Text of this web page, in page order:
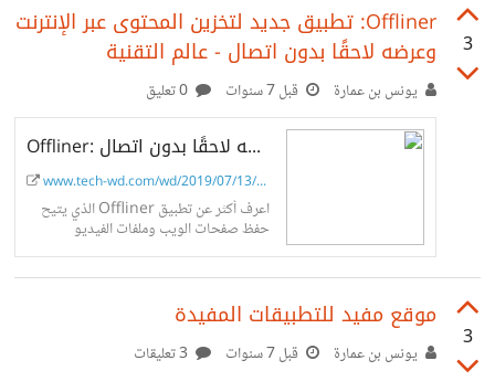
3
Offliner: تطبيق جديد لتخزين المحتوى عبر الإنترنت
وعرضه لاحقًا بدون اتصال - عالم التقنية
يونس بن عمارة قبل 7 سنوات
Offliner: تطبيق جديد لتخزين المحتوى عبر الإنترنت وعرضه لاحقًا بدون اتصال -...
www.tech-wd.com/wd/2019/07/13/of...
اعرف أكثر عن تطبيق Offliner الذي يتيح
حفظ صفحات الويب وملفات الفيديو
والصوت مباشرة إلى الخدمة ومن ثم الإطلاع
3
موقع مفيد للتطبيقات المفيدة
يونس بن عمارة قبل 7 سنوات